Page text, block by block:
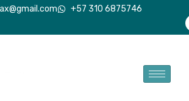
+57 310 6875746